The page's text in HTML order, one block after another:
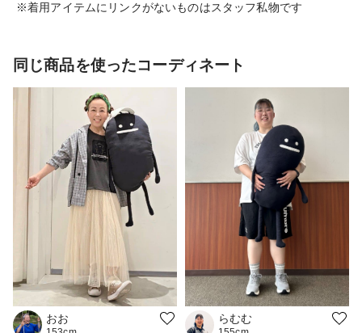
※着用アイテムにリンクがないものはスタッフ私物です
同じ商品を使ったコーディネート
おお らむむ